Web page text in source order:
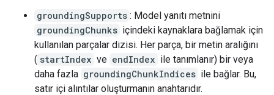
groundingSupports : Model yanıtı metnini
groundingChunks içindeki kaynaklara bağlamak için
kullanılan parçalar dizisi. Her parça, bir metin aralığını
( startIndex ve endIndex ile tanımlanır) bir veya
daha fazla groundingChunkIndices ile bağlar. Bu,
satır içi alıntılar oluşturmanın anahtarıdır.